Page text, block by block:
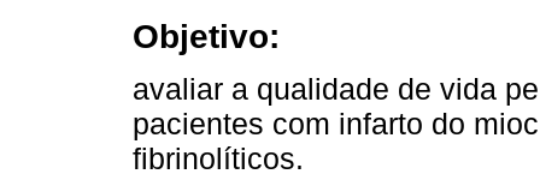
Objetivo:
avaliar a qualidade de vida
pacientes com infarto do
fibrinolíticos.